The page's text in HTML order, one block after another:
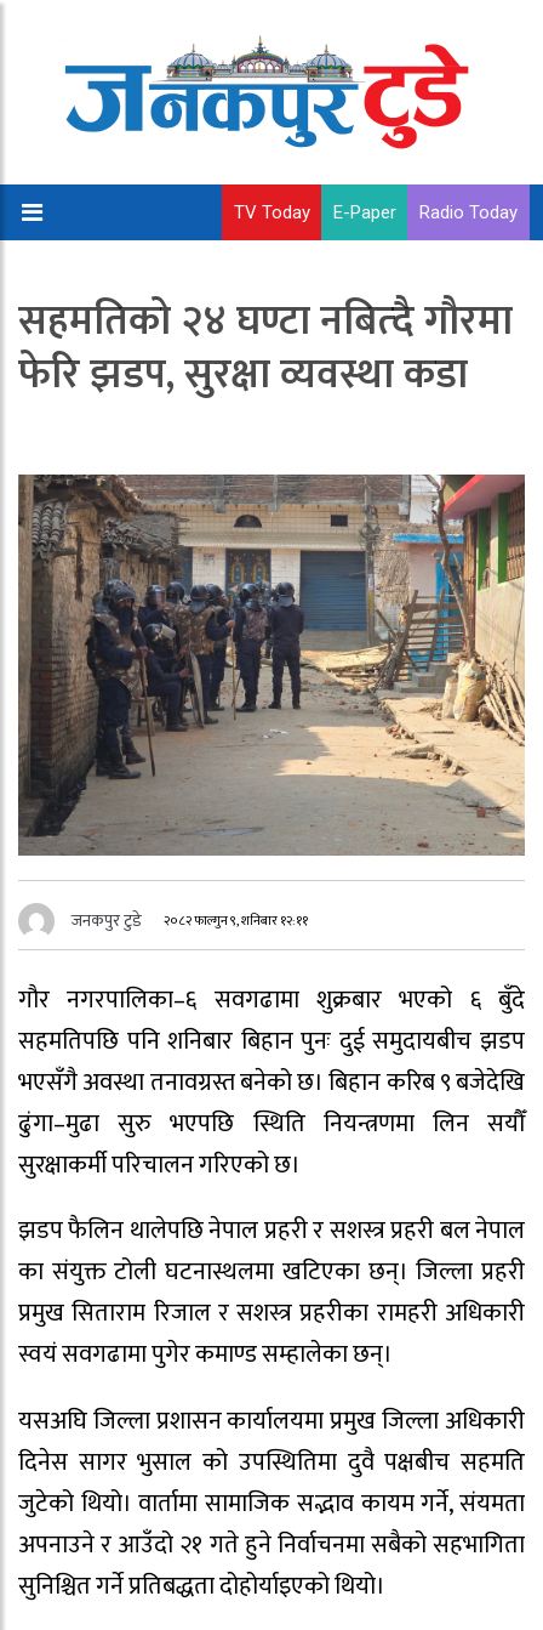
TV Today E-Paper Radio Today
सहमतिको २४ घण्टा नबित्दै गौरमा
फेरि झडप, सुरक्षा व्यवस्था कडा
जनकपुर टुडे २०८२ फाल्गुन ९, शनिबार १२:११
गौर नगरपालिका–६ सवगढामा शुक्रबार भएको ६ बुँदे
सहमतिपछि पनि शनिबार बिहान पुनः दुई समुदायबीच झडप
भएसँगै अवस्था तनावग्रस्त बनेको छ। बिहान करिब ९ बजेदेखि
ढुंगा–मुढा सुरु भएपछि स्थिति नियन्त्रणमा लिन सयौँ
सुरक्षाकर्मी परिचालन गरिएको छ।
झडप फैलिन थालेपछि नेपाल प्रहरी र सशस्त्र प्रहरी बल नेपाल
का संयुक्त टोली घटनास्थलमा खटिएका छन्। जिल्ला प्रहरी
प्रमुख सिताराम रिजाल र सशस्त्र प्रहरीका रामहरी अधिकारी
स्वयं सवगढामा पुगेर कमाण्ड सम्हालेका छन्।
यसअघि जिल्ला प्रशासन कार्यालयमा प्रमुख जिल्ला अधिकारी
दिनेस सागर भुसाल को उपस्थितिमा दुवै पक्षबीच सहमति
जुटेको थियो। वार्तामा सामाजिक सद्भाव कायम गर्ने, संयमता
अपनाउने र आउँदो २१ गते हुने निर्वाचनमा सबैको सहभागिता
सुनिश्चित गर्ने प्रतिबद्धता दोहोर्याइएको थियो।